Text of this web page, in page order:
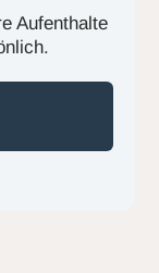
Aufenthalte